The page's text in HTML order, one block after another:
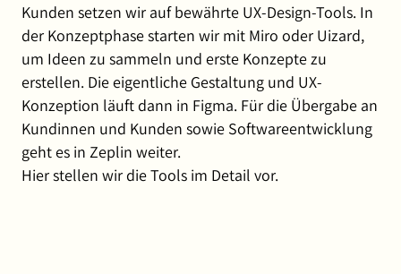
Kunden setzen wir auf bewährte UX-Design-Tools. In
der Konzeptphase starten wir mit Miro oder Uizard,
um Ideen zu sammeln und erste Konzepte zu
erstellen. Die eigentliche Gestaltung und UX-
Konzeption läuft dann in Figma. Für die Übergabe an
Kundinnen und Kunden sowie Softwareentwicklung
geht es in Zeplin weiter.
Hier stellen wir die Tools im Detail vor.